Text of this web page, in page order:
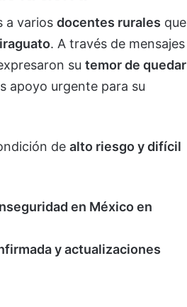
a varios docentes rurales que
. A través de mensajes
su temor de quedar
apoyo urgente para su
de alto riesgo y difícil
en México en
y actualizaciones